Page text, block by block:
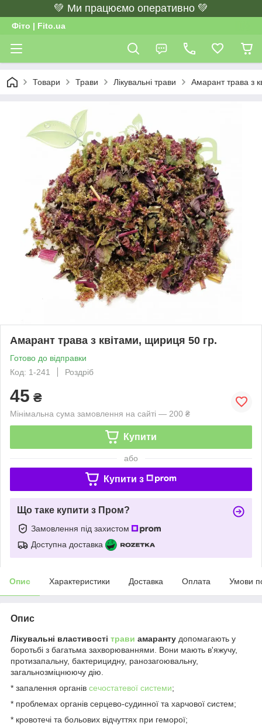
💚 Ми працюємо оперативно 💚
Фіто | Fito.ua
Товари Трави Лікувальні трави Амарант трава з
Амарант трава з квітами, щириця 50 гр.
Готово до відправки
Код: 1-241
Роздріб
45 ₴
Мінімальна сума замовлення на сайті — 200 ₴
Купити
або
Купити з
Що таке купити з Пром?
Замовлення під захистом
Доступна доставка
Опис Характеристики Доставка Оплата Умови
Опис
Лікувальні властивості трави амаранту допомагають у
боротьбі з багатьма захворюваннями. Вони мають в'яжучу,
протизапальну, бактерицидну, ранозагоювальну,
загальнозміцнюючу дію.
* запалення органів сечостатевої системи;
* проблемах органів серцево-судинної та харчової систем;
* кровотечі та больових відчуттях при геморої;